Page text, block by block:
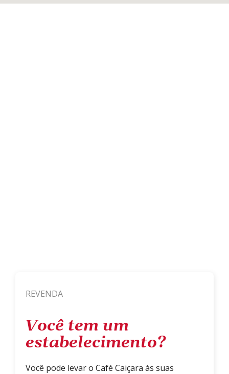
REVENDA
Você tem um
estabelecimento?
Você pode levar o Café Caiçara às suas